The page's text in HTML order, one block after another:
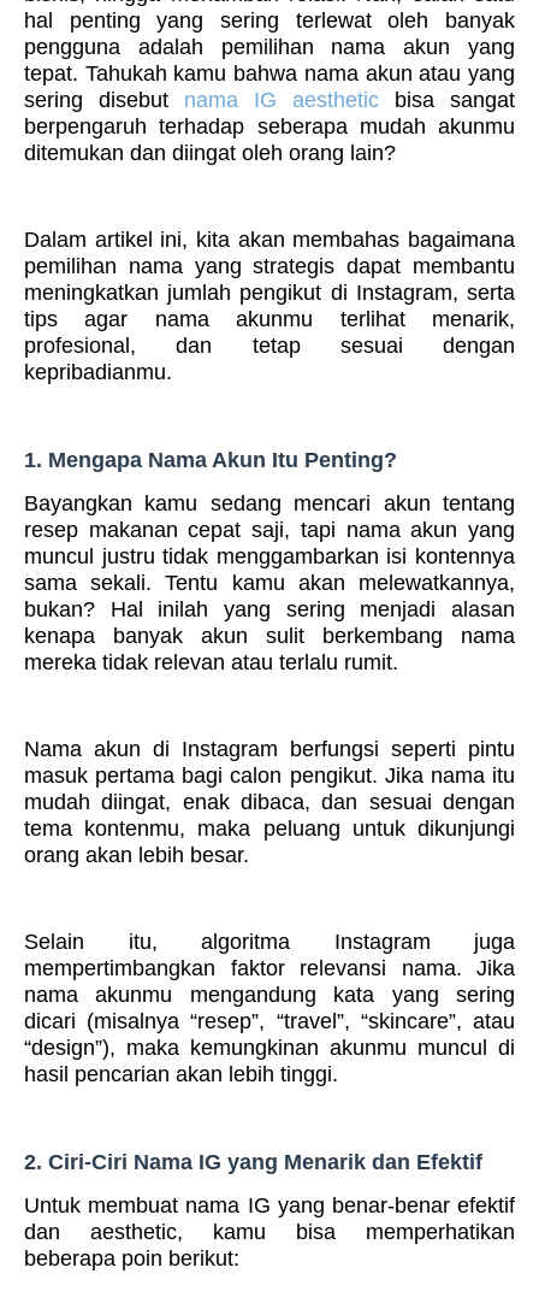
hal penting yang sering terlewat oleh banyak
pengguna adalah pemilihan nama akun yang
tepat. Tahukah kamu bahwa nama akun atau yang
sering disebut nama IG aesthetic bisa sangat
berpengaruh terhadap seberapa mudah akunmu
ditemukan dan diingat oleh orang lain?
Dalam artikel ini, kita akan membahas bagaimana
pemilihan nama yang strategis dapat membantu
meningkatkan jumlah pengikut di Instagram, serta
tips agar nama akunmu terlihat menarik,
profesional, dan tetap sesuai dengan
kepribadianmu.
1. Mengapa Nama Akun Itu Penting?
Bayangkan kamu sedang mencari akun tentang
resep makanan cepat saji, tapi nama akun yang
muncul justru tidak menggambarkan isi kontennya
sama sekali. Tentu kamu akan melewatkannya,
bukan? Hal inilah yang sering menjadi alasan
kenapa banyak akun sulit berkembang nama
mereka tidak relevan atau terlalu rumit.
Nama akun di Instagram berfungsi seperti pintu
masuk pertama bagi calon pengikut. Jika nama itu
mudah diingat, enak dibaca, dan sesuai dengan
tema kontenmu, maka peluang untuk dikunjungi
orang akan lebih besar.
Selain itu, algoritma Instagram juga
mempertimbangkan faktor relevansi nama. Jika
nama akunmu mengandung kata yang sering
dicari (misalnya “resep”, “travel”, “skincare”, atau
“design”), maka kemungkinan akunmu muncul di
hasil pencarian akan lebih tinggi.
2. Ciri-Ciri Nama IG yang Menarik dan Efektif
Untuk membuat nama IG yang benar-benar efektif
dan aesthetic, kamu bisa memperhatikan
beberapa poin berikut: